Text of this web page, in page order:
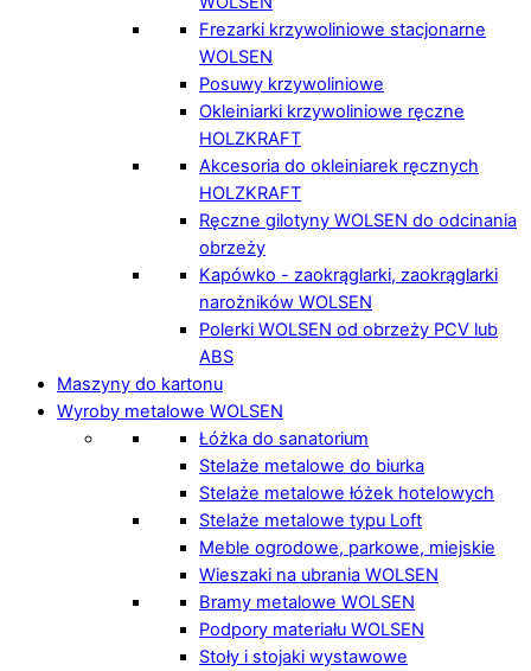
Frezarki krzywoliniowe stacjonarne
WOLSEN
Posuwy krzywoliniowe
Okleiniarki krzywoliniowe ręczne
HOLZKRAFT
Akcesoria do okleiniarek ręcznych
HOLZKRAFT
Ręczne gilotyny WOLSEN do odcinania
obrzeży
Kapówko - zaokrąglarki, zaokrąglarki
narożników WOLSEN
Polerki WOLSEN od obrzeży PCV lub
ABS
Maszyny do kartonu
Wyroby metalowe WOLSEN
Łóżka do sanatorium
Stelaże metalowe do biurka
Stelaże metalowe łóżek hotelowych
Stelaże metalowe typu Loft
Meble ogrodowe, parkowe, miejskie
Wieszaki na ubrania WOLSEN
Bramy metalowe WOLSEN
Podpory materiału WOLSEN
Stoły i stojaki wystawowe